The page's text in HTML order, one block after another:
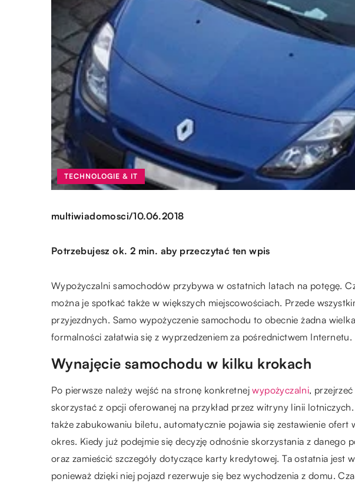
TECHNOLOGIE & IT
multiwiadomosci/10.06.2018
Potrzebujesz ok. 2 min. aby przeczytać ten wpis
Wypożyczalni samochodów przybywa w ostatnich latach na potęgę.
można je spotkać także w większych miejscowościach. Przede
przyjezdnych. Samo wypożyczenie samochodu to obecnie żadna
formalności załatwia się z wyprzedzeniem za pośrednictwem Internetu.
Wynajęcie samochodu w kilku krokach
Po pierwsze należy wejść na stronę konkretnejwypożyczalni,
skorzystać z opcji oferowanej na przykład przez witryny linii
także zabukowaniu biletu, automatycznie pojawia się zestawienie
okres. Kiedy już podejmie się decyzję odnośnie skorzystania z danego
oraz zamieścić szczegóły dotyczące karty kredytowej. Ta ostatnia jest
ponieważ dzięki niej pojazd rezerwuje się bez wychodzenia z domu.